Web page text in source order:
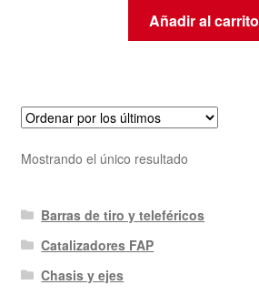
Añadir al carrito
Mostrando el único resultado
Barras de tiro y teleféricos
Catalizadores FAP
Chasis y ejes